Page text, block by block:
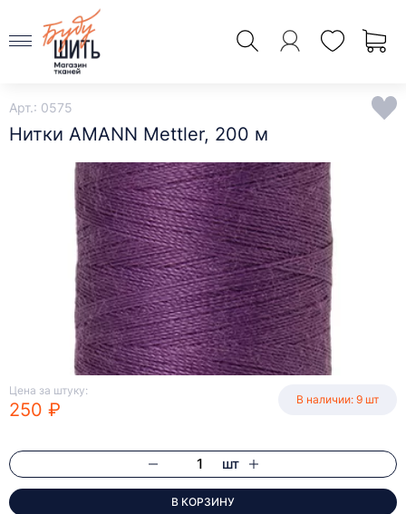
Арт.: 0575
Нитки AMANN Mettler, 200 м
Цена за штуку:
250 ₽ В наличии: 9 шт
шт
В КОРЗИНУ